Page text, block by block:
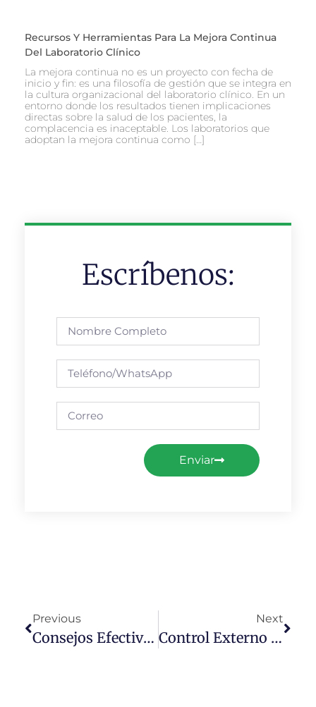
Recursos Y Herramientas Para La Mejora Continua
Del Laboratorio Clínico
La mejora continua no es un proyecto con fecha de
inicio y fin: es una filosofía de gestión que se integra en
la cultura organizacional del laboratorio clínico. En un
entorno donde los resultados tienen implicaciones
directas sobre la salud de los pacientes, la
complacencia es inaceptable. Los laboratorios que
adoptan la mejora continua como […]
Escríbenos:
Enviar
Previous
Consejos Efectivos Para Mejorar La Calidad Del Laboratorio Clínico
Next
Control Externo De Calidad Para Laboratorios Certificados: Garantizando Resultados Precisos